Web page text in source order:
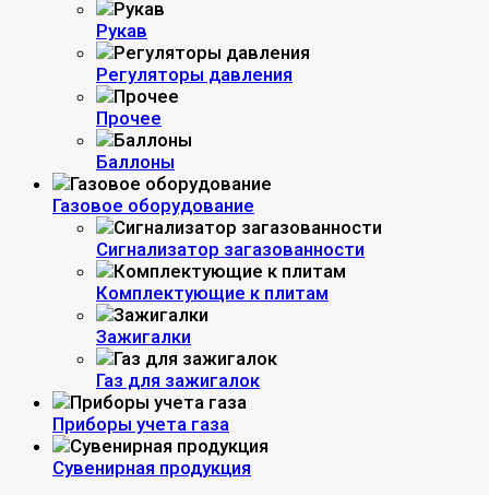
Рукав
Регуляторы давления
Прочее
Баллоны
Газовое оборудование
Сигнализатор загазованности
Комплектующие к плитам
Зажигалки
Газ для зажигалок
Приборы учета газа
Сувенирная продукция